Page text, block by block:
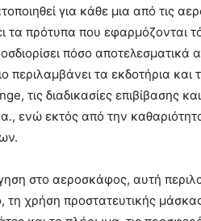
για κάθε μια από τις
τα πρότυπα που εφαρμόζονται
πόσο αποτελεσματικά
περιλαμβάνει τα εκδοτήρια
τις διαδικασίες επιβίβασης
ενώ εκτός από την
στο αεροσκάφος, αυτή
τη χρήση προστατευτικής